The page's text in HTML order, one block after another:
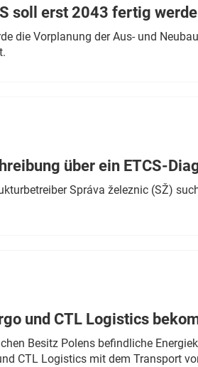
soll erst 2043 fertig
die Vorplanung der Aus- und
über ein ETCS-
Správa železnic (SŽ)
und CTL Logistics
Besitz Polens befindliche
CTL Logistics mit dem Transport